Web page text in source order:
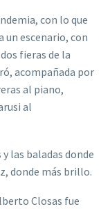
con lo que
un escenario, con
fieras de la
acompañada por
al piano,
al
las baladas donde
donde más brillo.
Closas fue